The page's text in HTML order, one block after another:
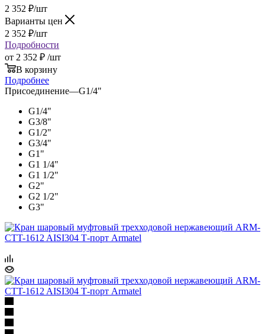
2 352 ₽/шт
Варианты цен
2 352 ₽/шт
Подробности
от 2 352 ₽ /шт
В корзину
Подробнее
Присоединение—G1/4"
G1/4"
G3/8"
G1/2"
G3/4"
G1"
G1 1/4"
G1 1/2"
G2"
G2 1/2"
G3"